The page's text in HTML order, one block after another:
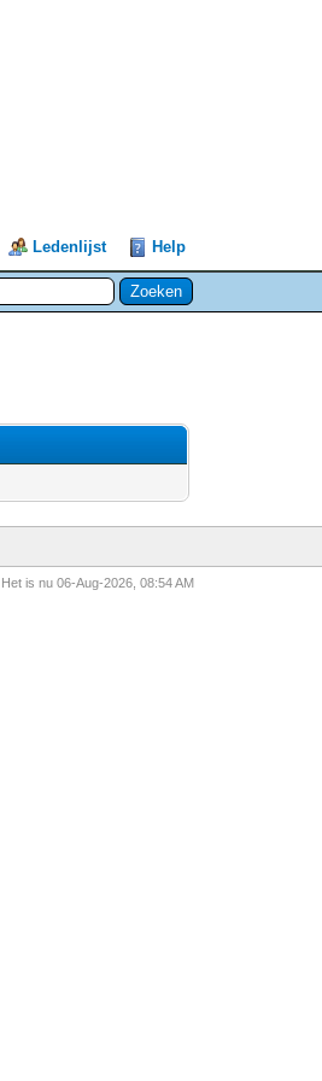
Ledenlijst Help
Het is nu 06-Aug-2026, 08:54 AM